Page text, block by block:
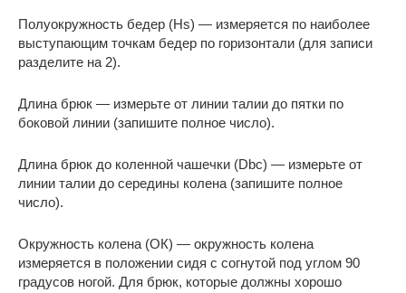
Полуокружность бедер (Hs) — измеряется по наиболее
выступающим точкам бедер по горизонтали (для записи
разделите на 2).
Длина брюк — измерьте от линии талии до пятки по
боковой линии (запишите полное число).
Длина брюк до коленной чашечки (Dbc) — измерьте от
линии талии до середины колена (запишите полное
число).
Окружность колена (ОК) — окружность колена
измеряется в положении сидя с согнутой под углом 90
градусов ногой. Для брюк, которые должны хорошо